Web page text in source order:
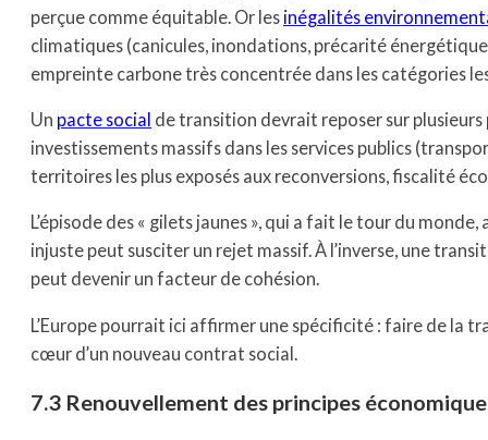
perçue comme équitable. Or les inégalités
climatiques (canicules, inondations, précarité
empreinte carbone très concentrée dans les catégories
Un pacte social de transition devrait reposer sur
investissements massifs dans les services publics
territoires les plus exposés aux reconversions, fiscalité
L’épisode des « gilets jaunes », qui a fait le tour du
injuste peut susciter un rejet massif. À l’inverse, une
peut devenir un facteur de cohésion.
L’Europe pourrait ici affirmer une spécificité : faire de la
cœur d’un nouveau contrat social.
7.3 Renouvellement des principes